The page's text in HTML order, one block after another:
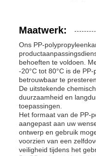
Maatwerk:
Ons PP-
behoeften te voldoen.
-20°C tot 80°C is de
betrouwbaar te
De uitstekende
duurzaamheid en
toepassingen.
Het formaat van de PP-
aangepast aan uw
ontwerp en gebruik
voorzien van een
veiligheid tijdens het